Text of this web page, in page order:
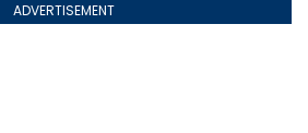
ADVERTISEMENT